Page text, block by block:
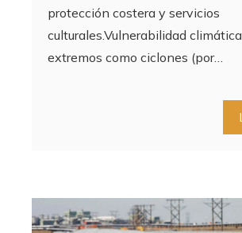
protección costera y servicios
culturales.Vulnerabilidad
extremos como ciclones (por…